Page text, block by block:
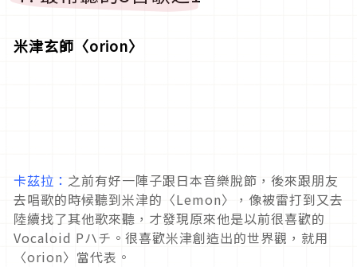
米津玄師〈orion〉
卡茲拉： 之前有好一陣子跟日本音樂脫節，後來跟朋友
去唱歌的時候聽到米津的〈Lemon〉，像被雷打到又去
陸續找了其他歌來聽，才發現原來他是以前很喜歡的
Vocaloid Pハチ。很喜歡米津創造出的世界觀，就用
〈orion〉當代表。